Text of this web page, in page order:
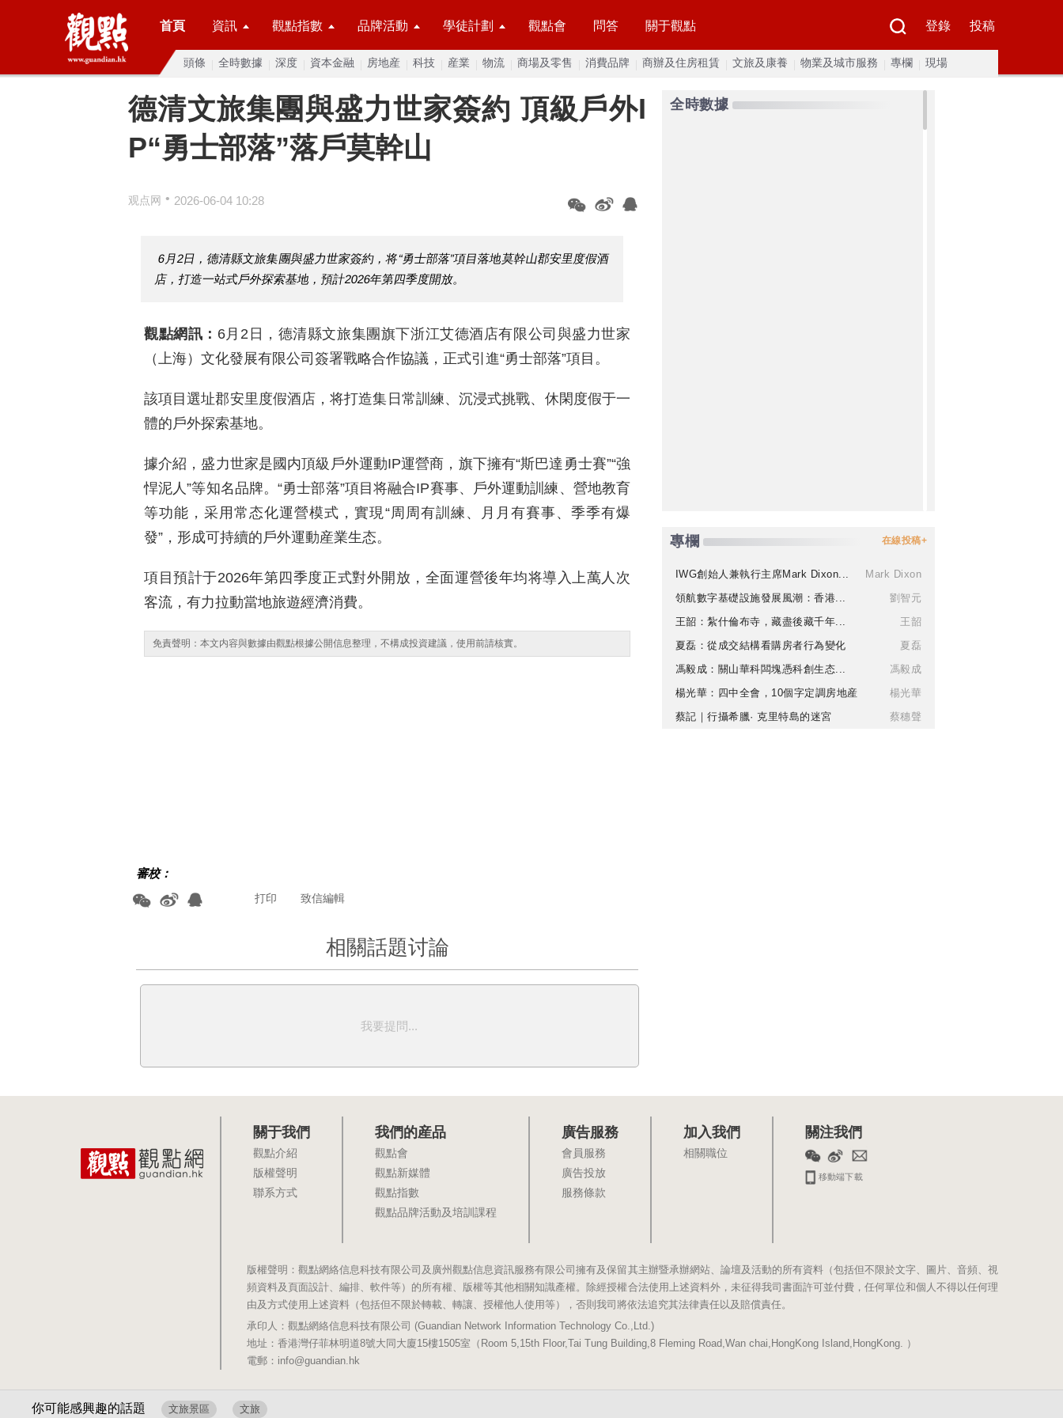
首頁 資訊 觀點指數 品牌活動 學徒計劃 觀點會 問答 關于觀點 登錄 投稿
頭條 全時數據 深度 資本金融 房地産 科技 産業 物流 商場及零售 消費品牌 商辦及住房租賃 文旅及康養 物業及城市服務 專欄 現場
德清文旅集團與盛力世家簽約 頂級戶外I
P“勇士部落”落戶莫幹山
观点网 • 2026-06-04 10:28
6月2日，德清縣文旅集團與盛力世家簽約，将“勇士部落”項目落地莫幹山郡安里度假酒
店，打造一站式戶外探索基地，預計2026年第四季度開放。
觀點網訊： 6月2日，德清縣文旅集團旗下浙江艾德酒店有限公司與盛力世家
（上海）文化發展有限公司簽署戰略合作協議，正式引進“勇士部落”項目。
該項目選址郡安里度假酒店，将打造集日常訓練、沉浸式挑戰、休閑度假于一
體的戶外探索基地。
據介紹，盛力世家是國内頂級戶外運動IP運營商，旗下擁有“斯巴達勇士賽”“強
悍泥人”等知名品牌。“勇士部落”項目将融合IP賽事、戶外運動訓練、營地教育
等功能，采用常态化運營模式，實現“周周有訓練、月月有賽事、季季有爆
發”，形成可持續的戶外運動産業生态。
項目預計于2026年第四季度正式對外開放，全面運營後年均将導入上萬人次
客流，有力拉動當地旅遊經濟消費。
免責聲明：本文内容與數據由觀點根據公開信息整理，不構成投資建議，使用前請核實。
審校：
致信編輯
打印
相關話題讨論
我要提問...
全時數據
專欄 在線投稿+
IWG創始人兼執行主席Mark Dixon...
Mark Dixon
領航數字基礎設施發展風潮：香港...
劉智元
王韶：紮什倫布寺，藏盡後藏千年...
王韶
夏磊：從成交結構看購房者行為變化
夏磊
馮毅成：關山華科闆塊憑科創生态...
馮毅成
楊光華：四中全會，10個字定調房地産
楊光華
蔡記｜行攝希臘· 克里特島的迷宮
蔡穗聲
你可能感興趣的話題 文旅景區 文旅
關于我們
觀點介紹
版權聲明
聯系方式
我們的産品
觀點會
觀點新媒體
觀點指數
觀點品牌活動及培訓課程
廣告服務
會員服務
廣告投放
服務條款
加入我們
相關職位
關注我們
移動端下載
版權聲明：觀點網絡信息科技有限公司及廣州觀點信息資訊服務有限公司擁有及保留其主辦暨承辦網站、論壇及活動的所有資料（包括但不限於文字、圖片、音頻、視
頻資料及頁面設計、編排、軟件等）的所有權、版權等其他相關知識產權。除經授權合法使用上述資料外，未征得我司書面許可並付費，任何單位和個人不得以任何理
由及方式使用上述資料（包括但不限於轉載、轉讓、授權他人使用等），否則我司將依法追究其法律責任以及賠償責任。
承印人：觀點網絡信息科技有限公司 (Guandian Network Information Technology Co.,Ltd.)
地址：香港灣仔菲林明道8號大同大廈15樓1505室（Room 5,15th Floor,Tai Tung Building,8 Fleming Road,Wan chai,HongKong Island,HongKong. ）
電郵：info@guandian.hk